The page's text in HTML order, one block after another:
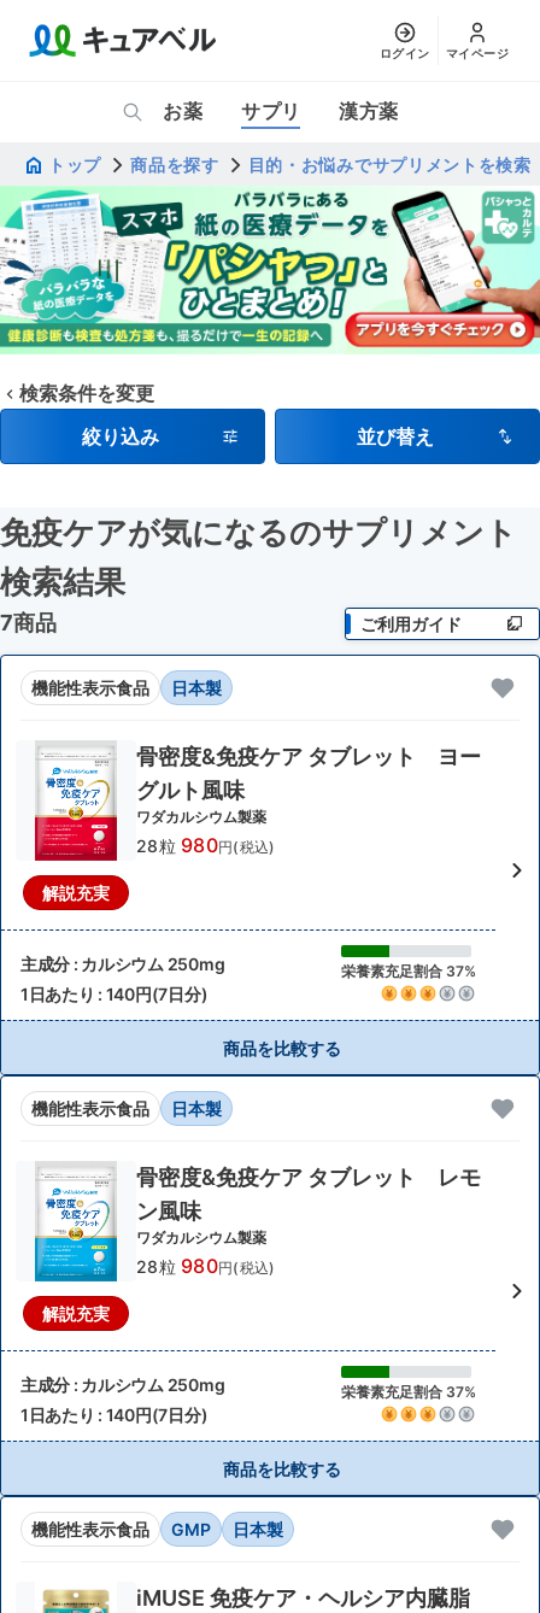
ログイン マイページ
お薬 サプリ 漢方薬
トップ 商品を探す 目的・お悩みでサプリメントを検索
検索条件を変更
絞り込み
並び替え
免疫ケアが気になるのサプリメント
検索結果
7商品 ご利用ガイド
機能性表示食品 日本製
解説充実
骨密度&免疫ケア タブレット ヨー
グルト風味
ワダカルシウム製薬
28粒 980円(税込)
主成分 : カルシウム 250mg 栄養素充足割合 37%
1日あたり : 140円(7日分)
商品を比較する
機能性表示食品 日本製
解説充実
骨密度&免疫ケア タブレット レモ
ン風味
ワダカルシウム製薬
28粒 980円(税込)
主成分 : カルシウム 250mg 栄養素充足割合 37%
1日あたり : 140円(7日分)
商品を比較する
機能性表示食品 GMP 日本製
iMUSE 免疫ケア・ヘルシア内臓脂